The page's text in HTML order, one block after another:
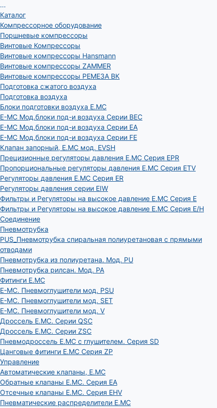
...
Каталог
Компрессорное оборудование
Поршневые компрессоры
Винтовые Компрессоры
Винтовые компрессоры Hansmann
Винтовые компрессоры ZAMMER
Винтовые компрессоры РЕМЕЗА ВК
Подготовка сжатого воздуха
Подготовка воздуха
Блоки подготовки воздуха E.MC
E-MC Мод.блоки под-и воздуха Серии BEC
E-MC Мод.блоки под-и воздуха Серии EA
E-MC Мод.блоки под-и воздуха Серии FE
Клапан запорный, E.MC мод. EVSH
Прецизионные регуляторы давления E.MC Серия EPR
Пропорциональные регуляторы давления E.MC Серия ETV
Регуляторы давления E.MC Серия ER
Регуляторы давления серии EIW
Фильтры и Регуляторы на высокое давление E.MC Серия E
Фильтры и Регуляторы на высокое давление E.MC Серия E/H
Соединение
Пневмотрубка
PUS_Пневмотрубка спиральная полиуретановая с прямыми
отводами
Пневмотрубка из полиуретана. Мод. РU
Пневмотрубка рилсан. Мод. PA
Фитинги E.MC
E-MC. Пневмоглушители мод. PSU
E-MC. Пневмоглушители мод. SET
E-MC. Пневмоглушители мод. V
Дроссель E.MC. Серии QSC
Дроссель E.MC. Серии ZSC
Пневмодроссель E.MC с глушителем. Серия SD
Цанговые фитинги E.MC Серия ZP
Управление
Автоматические клапаны, Е.МС
Обратные клапаны E.MC. Серия EA
Отсечные клапаны E.MC. Серия EHV
Пневматические распределители E.MC